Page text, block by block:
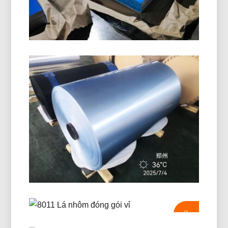
Lớp Biển 5086 Tấm Nhôm H116
Tìm hiểu cách lớp biển 5086 Tấm nhôm H116
mang lại hiệu suất vượt trội cho thân tàu, bộ bài,
và thiết bị ngoài khơi với sự cân bằng về sức
mạnh đã được chứng minh, Độ bền, và thiết kế
nhẹ.
Cuộn Giấy Nhôm Tráng PE